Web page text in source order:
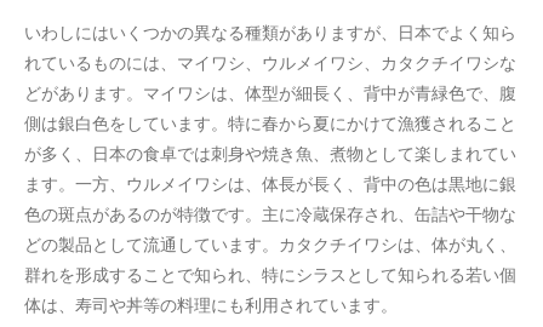
いわしにはいくつかの異なる種類がありますが、日本でよく知ら
れているものには、マイワシ、ウルメイワシ、カタクチイワシな
どがあります。マイワシは、体型が細長く、背中が青緑色で、腹
側は銀白色をしています。特に春から夏にかけて漁獲されること
が多く、日本の食卓では刺身や焼き魚、煮物として楽しまれてい
ます。一方、ウルメイワシは、体長が長く、背中の色は黒地に銀
色の斑点があるのが特徴です。主に冷蔵保存され、缶詰や干物な
どの製品として流通しています。カタクチイワシは、体が丸く、
群れを形成することで知られ、特にシラスとして知られる若い個
体は、寿司や丼等の料理にも利用されています。